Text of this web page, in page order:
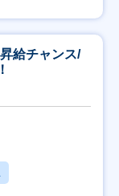
給チャンス/